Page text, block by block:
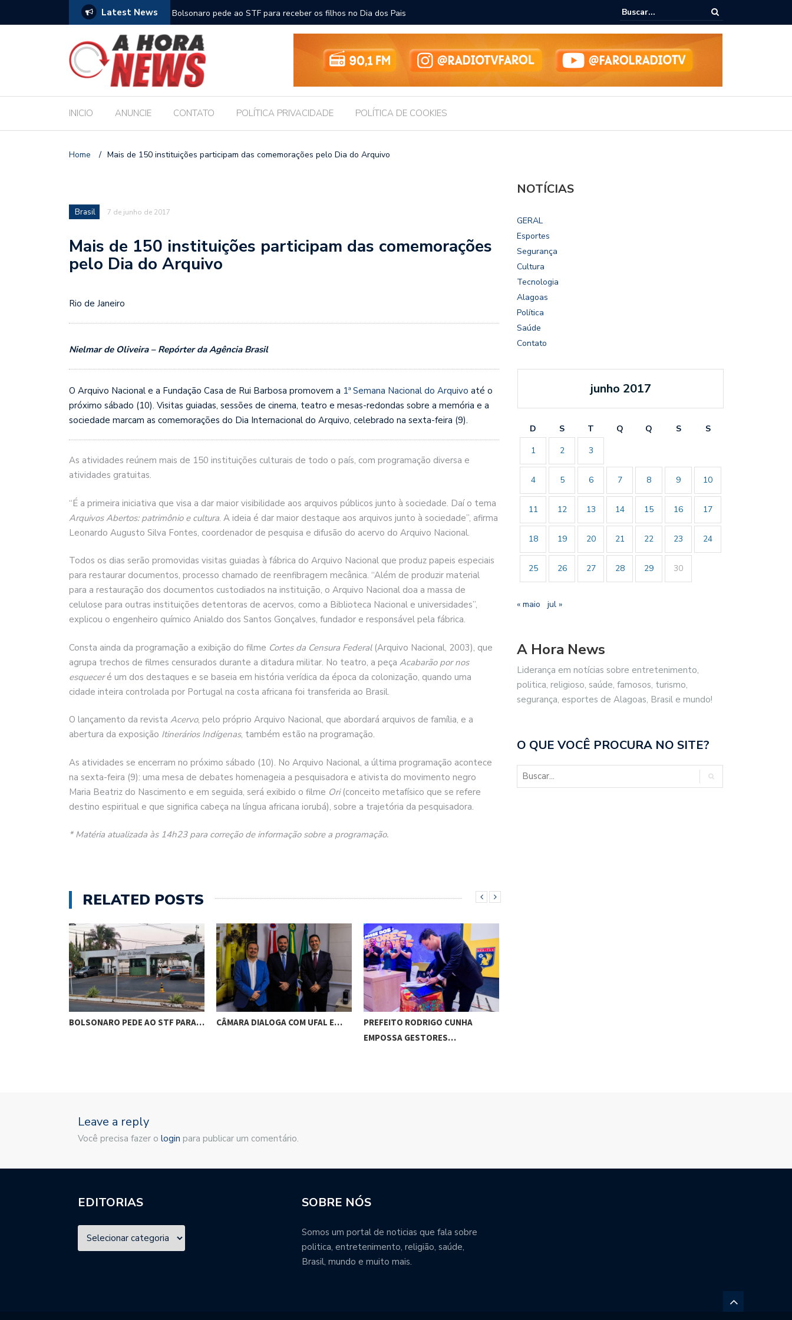
Latest News
com a Educação durante posse Bolsonaro pede ao STF para receber os filhos no Dia dos Pais
Câmara dialoga com UFAL e Faculdade de Coimbra sobre parcerias para
Legislativo
INICIO ANUNCIE CONTATO POLÍTICA PRIVACIDADE POLÍTICA DE COOKIES
Home / Mais de 150 instituições participam das comemorações pelo Dia do Arquivo
Brasil 7 de junho de 2017
Mais de 150 instituições participam das comemorações
pelo Dia do Arquivo
Rio de Janeiro
Nielmar de Oliveira – Repórter da Agência Brasil
O Arquivo Nacional e a Fundação Casa de Rui Barbosa promovem a 1ª Semana Nacional do Arquivo até o
próximo sábado (10). Visitas guiadas, sessões de cinema, teatro e mesas-redondas sobre a memória e a
sociedade marcam as comemorações do Dia Internacional do Arquivo, celebrado na sexta-feira (9).
As atividades reúnem mais de 150 instituições culturais de todo o país, com programação diversa e
atividades gratuitas.
“É a primeira iniciativa que visa a dar maior visibilidade aos arquivos públicos junto à sociedade. Daí o tema
Arquivos Abertos: patrimônio e cultura. A ideia é dar maior destaque aos arquivos junto à sociedade”, afirma
Leonardo Augusto Silva Fontes, coordenador de pesquisa e difusão do acervo do Arquivo Nacional.
Todos os dias serão promovidas visitas guiadas à fábrica do Arquivo Nacional que produz papeis especiais
para restaurar documentos, processo chamado de reenfibragem mecânica. “Além de produzir material
para a restauração dos documentos custodiados na instituição, o Arquivo Nacional doa a massa de
celulose para outras instituições detentoras de acervos, como a Biblioteca Nacional e universidades”,
explicou o engenheiro químico Anialdo dos Santos Gonçalves, fundador e responsável pela fábrica.
Consta ainda da programação a exibição do filme Cortes da Censura Federal (Arquivo Nacional, 2003), que
agrupa trechos de filmes censurados durante a ditadura militar. No teatro, a peça Acabarão por nos
esqueceré um dos destaques e se baseia em história verídica da época da colonização, quando uma
cidade inteira controlada por Portugal na costa africana foi transferida ao Brasil.
O lançamento da revista Acervo, pelo próprio Arquivo Nacional, que abordará arquivos de família, e a
abertura da exposição Itinerários Indígenas, também estão na programação.
As atividades se encerram no próximo sábado (10). No Arquivo Nacional, a última programação acontece
na sexta-feira (9): uma mesa de debates homenageia a pesquisadora e ativista do movimento negro
Maria Beatriz do Nascimento e em seguida, será exibido o filme Ori (conceito metafísico que se refere
destino espiritual e que significa cabeça na língua africana iorubá), sobre a trajetória da pesquisadora.
* Matéria atualizada às 14h23 para correção de informação sobre a programação.
RELATED POSTS
BOLSONARO PEDE AO STF PARA… CÂMARA DIALOGA COM UFAL E…
PREFEITO RODRIGO CUNHA
EMPOSSA GESTORES…
NOTÍCIAS
GERAL
Esportes
Segurança
Cultura
Tecnologia
Alagoas
Política
Saúde
Contato
junho 2017
D S T Q Q S
S
1
2 3
4 5 6 7 8 9 10
11 12 13 14 15 16 17
18 19 20 21 22 23 24
25 26 27 28 29 30
« maio jul »
A Hora News
Liderança em notícias sobre entretenimento,
politica, religioso, saúde, famosos, turismo,
segurança, esportes de Alagoas, Brasil e mundo!
O QUE VOCÊ PROCURA NO SITE?
Leave a reply
Você precisa fazer o login para publicar um comentário.
EDITORIAS SOBRE NÓS
Somos um portal de noticias que fala sobre
politica, entretenimento, religião, saúde,
Brasil, mundo e muito mais.